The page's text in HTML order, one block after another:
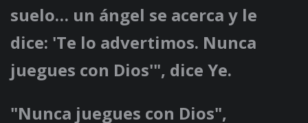
suelo… un ángel se acerca y le
dice: 'Te lo advertimos. Nunca
juegues con Dios'", dice Ye.
"Nunca juegues con Dios",